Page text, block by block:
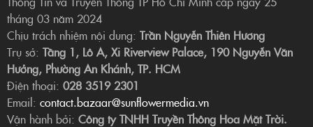
tháng 03 năm 2024
Chịu trách nhiệm nội dung: Trần Nguyễn Thiên Hương
Trụ sở: Tầng 1, Lô A, Xi Riverview Palace, 190 Nguyễn Văn
Hưởng, Phường An Khánh, TP. HCM
Điện thoại: 028 3519 2301
Email: contact.bazaar@sunflowermedia.vn
Vận hành bởi: Công ty TNHH Truyền Thông Hoa Mặt Trời.